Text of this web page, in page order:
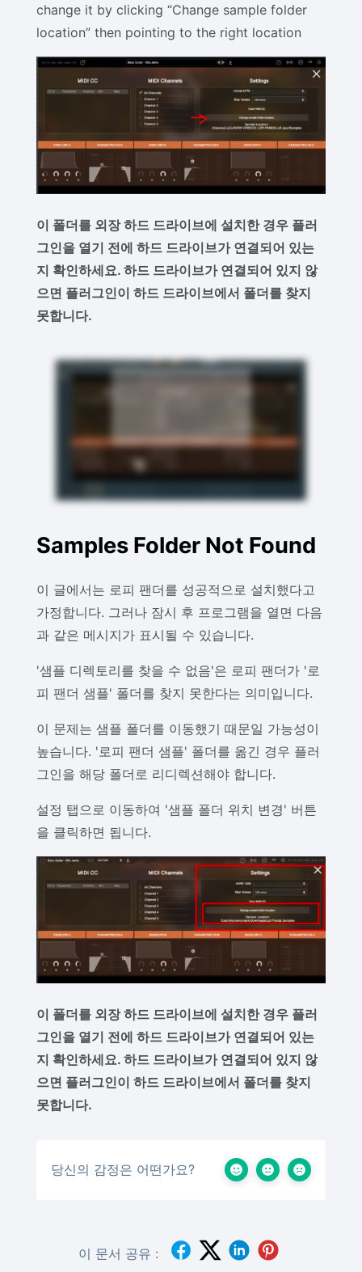
change it by clicking “Change sample folder
location” then pointing to the right location
이 폴더를 외장 하드 드라이브에 설치한 경우 플러
그인을 열기 전에 하드 드라이브가 연결되어 있는
지 확인하세요. 하드 드라이브가 연결되어 있지 않
으면 플러그인이 하드 드라이브에서 폴더를 찾지
못합니다.
Samples Folder Not Found
이 글에서는 로피 팬더를 성공적으로 설치했다고
가정합니다. 그러나 잠시 후 프로그램을 열면 다음
과 같은 메시지가 표시될 수 있습니다.
'샘플 디렉토리를 찾을 수 없음'은 로피 팬더가 '로
피 팬더 샘플' 폴더를 찾지 못한다는 의미입니다.
이 문제는 샘플 폴더를 이동했기 때문일 가능성이
높습니다. '로피 팬더 샘플' 폴더를 옮긴 경우 플러
그인을 해당 폴더로 리디렉션해야 합니다.
설정 탭으로 이동하여 '샘플 폴더 위치 변경' 버튼
을 클릭하면 됩니다.
이 폴더를 외장 하드 드라이브에 설치한 경우 플러
그인을 열기 전에 하드 드라이브가 연결되어 있는
지 확인하세요. 하드 드라이브가 연결되어 있지 않
으면 플러그인이 하드 드라이브에서 폴더를 찾지
못합니다.
당신의 감정은 어떤가요?
이 문서 공유 :